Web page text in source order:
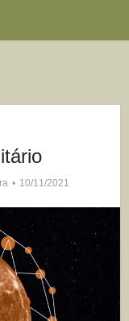
10/11/2021